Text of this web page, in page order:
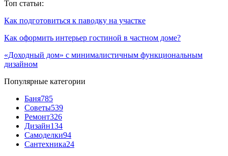
Топ статьи:
Как подготовиться к паводку на участке
Как оформить интерьер гостиной в частном доме?
«Доходный дом» с минималистичным функциональным
дизайном
Популярные категории
Баня785
Советы539
Ремонт326
Дизайн134
Самоделки94
Сантехника24